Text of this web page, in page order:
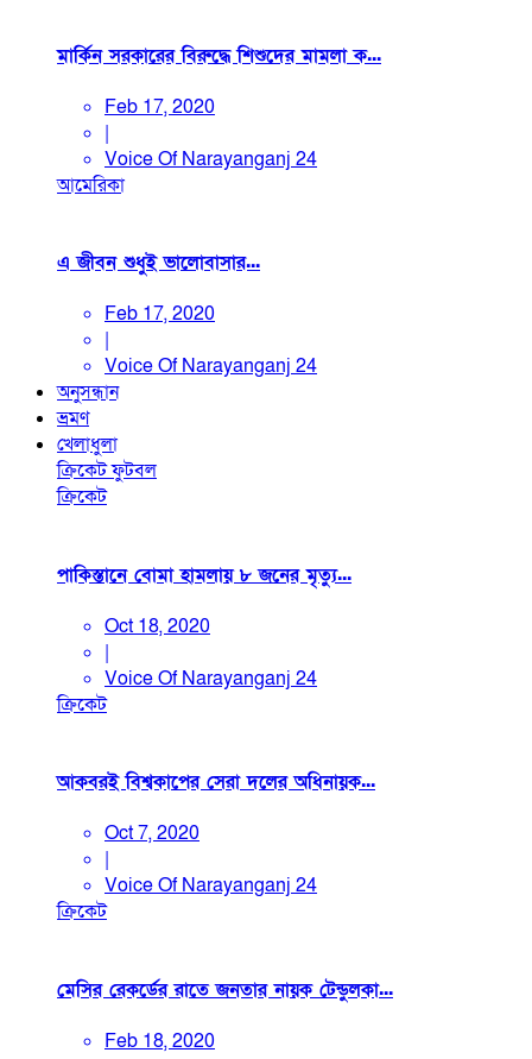
মার্কিন সরকারের বিরুদ্ধে শিশুদের মামলা ক...
Feb 17, 2020
|
Voice Of Narayanganj 24
আমেরিকা
এ জীবন শুধুই ভালোবাসার...
Feb 17, 2020
|
Voice Of Narayanganj 24
অনুসন্ধান
ভ্রমণ
খেলাধুলা
ক্রিকেটফুটবল
ক্রিকেট
পাকিস্তানে বোমা হামলায় ৮ জনের মৃত্যু...
Oct 18, 2020
|
Voice Of Narayanganj 24
ক্রিকেট
আকবরই বিশ্বকাপের সেরা দলের অধিনায়ক...
Oct 7, 2020
|
Voice Of Narayanganj 24
ক্রিকেট
মেসির রেকর্ডের রাতে জনতার নায়ক টেন্ডুলকা...
Feb 18, 2020